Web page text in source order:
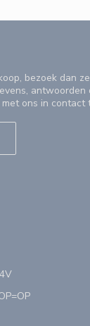
bezoek dan
antwoorden
ons in contact